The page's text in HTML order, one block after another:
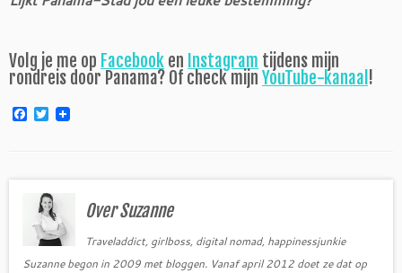
Volg je me op Facebook en Instagram tijdens mijn
rondreis door Panama? Of check mijn YouTube-kanaal !
F
o
T
w
e
r
Over Suzanne
Traveladdict, girlboss, digital nomad, happinessjunkie
Suzanne begon in 2009 met bloggen. Vanaf april 2012 doet ze dat op